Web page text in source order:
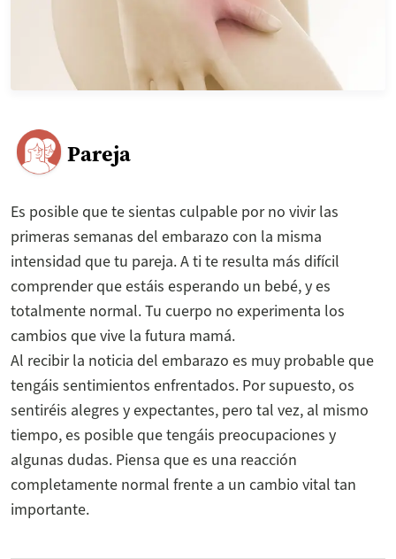
Pareja
Es posible que te sientas culpable por no vivir las
primeras semanas del embarazo con la misma
intensidad que tu pareja. A ti te resulta más difícil
comprender que estáis esperando un bebé, y es
totalmente normal. Tu cuerpo no experimenta los
cambios que vive la futura mamá.
Al recibir la noticia del embarazo es muy probable que
tengáis sentimientos enfrentados. Por supuesto, os
sentiréis alegres y expectantes, pero tal vez, al mismo
tiempo, es posible que tengáis preocupaciones y
algunas dudas. Piensa que es una reacción
completamente normal frente a un cambio vital tan
importante.